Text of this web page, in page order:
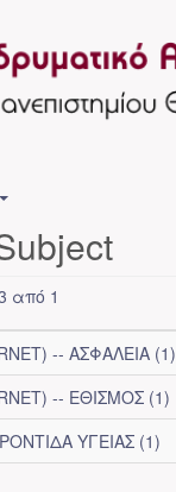
από 1
-- ΑΣΦΑΛΕΙΑ (1)
-- ΕΘΙΣΜΟΣ (1)
ΥΓΕΙΑΣ (1)